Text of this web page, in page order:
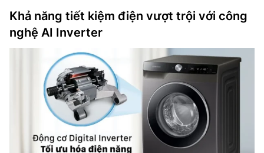
Khả năng tiết kiệm điện vượt trội với công
nghệ AI Inverter